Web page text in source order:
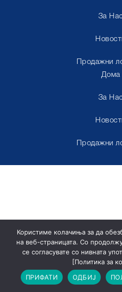
За
Продажни
Дома
За
Продажни
Користиме колачиња за да
на веб-страницата. Со
се согласувате со нивната
[Политика за
ПРИФАТИ
ОДБИЈ